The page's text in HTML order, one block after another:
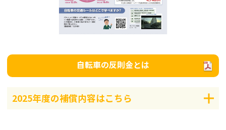
自転車の反則金とは
2025年度の補償内容はこちら